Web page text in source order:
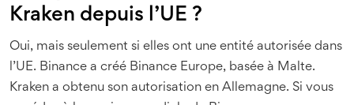
Kraken depuis l’UE ?
Oui, mais seulement si elles ont une entité autorisée dans
l’UE. Binance a créé Binance Europe, basée à Malte.
Kraken a obtenu son autorisation en Allemagne. Si vous